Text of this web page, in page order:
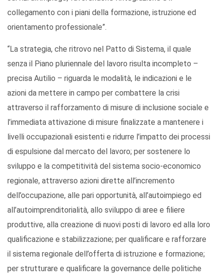
collegamento con i piani della formazione, istruzione ed
orientamento professionale”.
“La strategia, che ritrovo nel Patto di Sistema, il quale
senza il Piano pluriennale del lavoro risulta incompleto –
precisa Autilio – riguarda le modalità, le indicazioni e le
azioni da mettere in campo per combattere la crisi
attraverso il rafforzamento di misure di inclusione sociale e
l’immediata attivazione di misure finalizzate a mantenere i
livelli occupazionali esistenti e ridurre l’impatto dei processi
di espulsione dal mercato del lavoro; per sostenere lo
sviluppo e la competitività del sistema socio-economico
regionale, attraverso azioni dirette all’incremento
dell’occupazione, alle pari opportunità, all’autoimpiego ed
all’autoimprenditorialità, allo sviluppo di aree e filiere
produttive, alla creazione di nuovi posti di lavoro ed alla loro
qualificazione e stabilizzazione; per qualificare e rafforzare
il sistema regionale dell’offerta di istruzione e formazione;
per strutturare e qualificare la governance delle politiche